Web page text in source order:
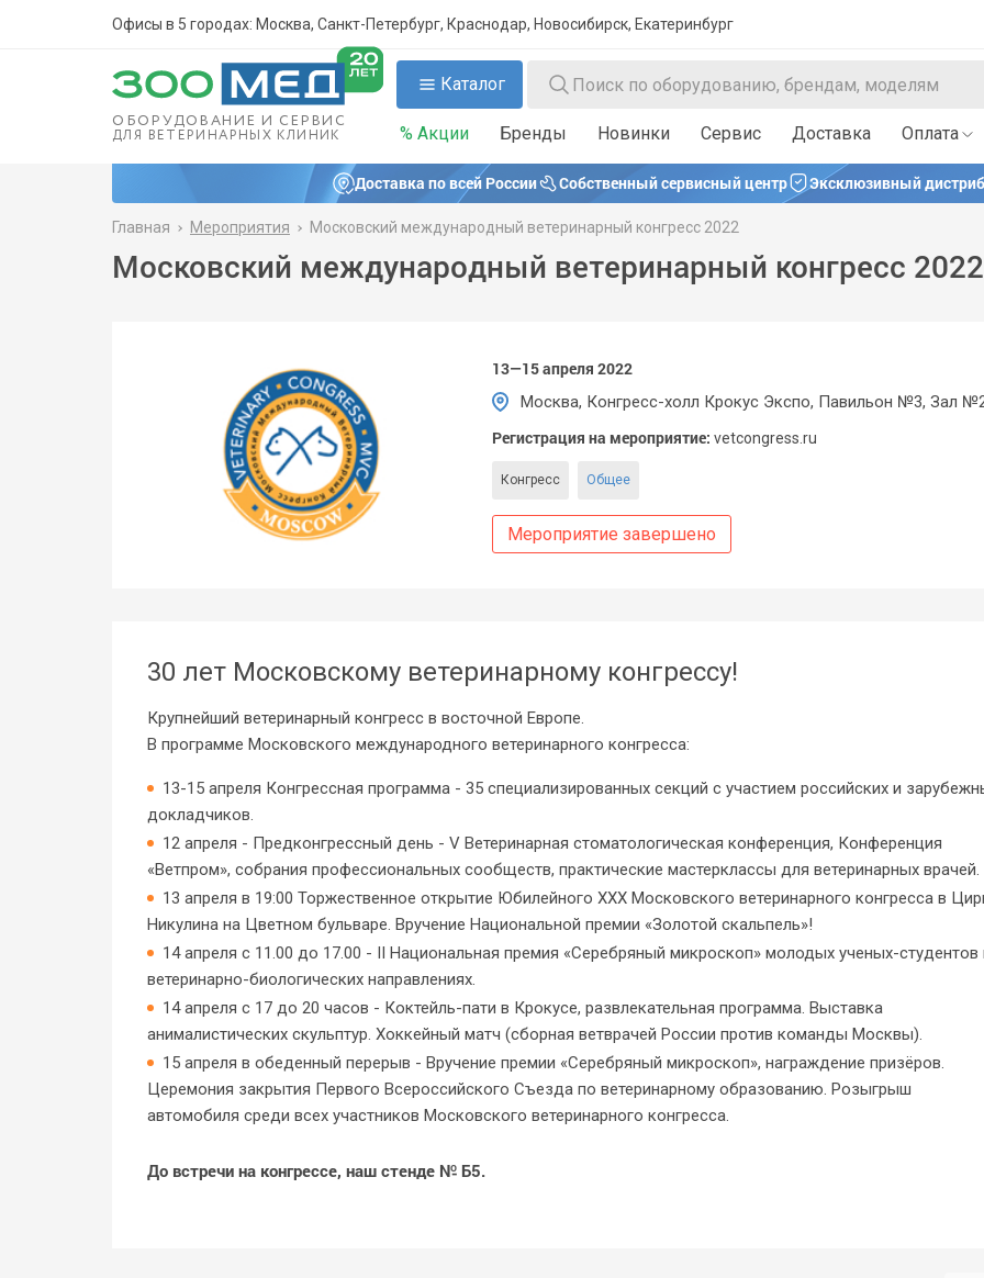
Офисы в 5 городах: Москва, Санкт-Петербург, Краснодар, Новосибирск, Екатеринбург
ОБОРУДОВАНИЕ И СЕРВИС
ДЛЯ ВЕТЕРИНАРНЫХ КЛИНИК
Каталог
% Акции Бренды Новинки Сервис Доставка Оплата
Доставка по всей России Собственный сервисный центр Эксклюзивный
Главная Мероприятия Московский международный ветеринарный конгресс 2022
Московский международный ветеринарный конгресс 2022
13—15 апреля 2022
Москва, Конгресс-холл Крокус Экспо, Павильон №3, Зал
Регистрация на мероприятие:vetcongress.ru
Конгресс Общее
Мероприятие завершено
30 лет Московскому ветеринарному конгрессу!
Крупнейший ветеринарный конгресс в восточной Европе.
В программе Московского международного ветеринарного конгресса:
13-15 апреля Конгрессная программа - 35 специализированных секций с участием российских и
докладчиков.
12 апреля - Предконгрессный день - V Ветеринарная стоматологическая конференция, Конференция
«Ветпром», собрания профессиональных сообществ, практические мастерклассы для ветеринарных врачей.
13 апреля в 19:00 Торжественное открытие Юбилейного ХХХ Московского ветеринарного конгресса в
Никулина на Цветном бульваре. Вручение Национальной премии «Золотой скальпель»!
14 апреля с 11.00 до 17.00 - II Национальная премия «Серебряный микроскоп» молодых ученых-студентов
ветеринарно-биологических направлениях.
14 апреля с 17 до 20 часов - Коктейль-пати в Крокусе, развлекательная программа. Выставка
анималистических скульптур. Хоккейный матч (сборная ветврачей России против команды Москвы).
15 апреля в обеденный перерыв - Вручение премии «Серебряный микроскоп», награждение призёров.
Церемония закрытия Первого Всероссийского Съезда по ветеринарному образованию. Розыгрыш
автомобиля среди всех участников Московского ветеринарного конгресса.
До встречи на конгрессе, наш стенде № Б5.